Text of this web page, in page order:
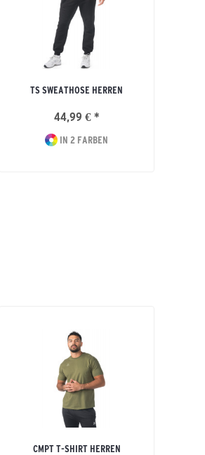
TS SWEATHOSE HERREN
44,99 € *
IN 2 FARBEN
CMPT T-SHIRT HERREN